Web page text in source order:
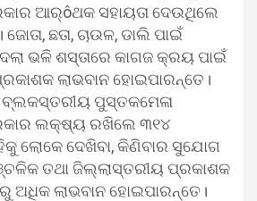
ଆର୍ôଥକ ସହାୟତା ଦେଉଥିଲେ
ଜୋତା, ଛତା, ଚାଉଳ, ଡାଲି ପାଇଁ
ଭଳି ଶସ୍ତାରେ କାଗଜ କ୍ରୟ ପାଇଁ
ଲାଭବାନ ହୋଇପାରନ୍ତେ।
ବ୍ଲକସ୍ତରୀୟ ପୁସ୍ତକମେଳା
ଲକ୍ଷ୍ୟ ରଖିଲେ ୩୧୪
ଲୋକେ ଦେଖିବା, କିଣିବାର ସୁଯୋଗ
ତଥା ଜିଲ୍ଲାସ୍ତରୀୟ ପ୍ରକାଶକ
ଅଧିକ ଲାଭବାନ ହୋଇପାରନ୍ତେ।